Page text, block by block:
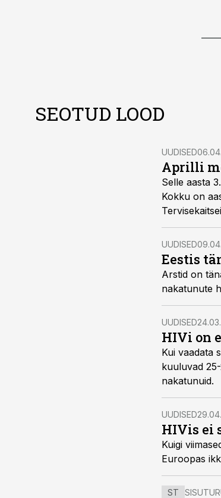
SEOTUD LOOD
UUDISED
Aprilli
Selle aasta 3. aprilliks on Eestis diagnoositud 96 HIV-
Kokku on aastate jooksul Eestis HI-viirus diagnoositud 7005 inimesel, sealhulgas aids 259 inimesel, teatas
UUDISED
Eestis
Arstid on tänavu Eestis
UUDISED
HIVi on
Kui vaadata sel aastal HIV
kuuluvad 25-29-aastastele naistele. Võrreldes teiste vanuserühmadega, on just seal kõige rohkem
nakatunuid.
UUDISED
HIVis ei
Kuigi viimased tervisekaitse andmed
ST